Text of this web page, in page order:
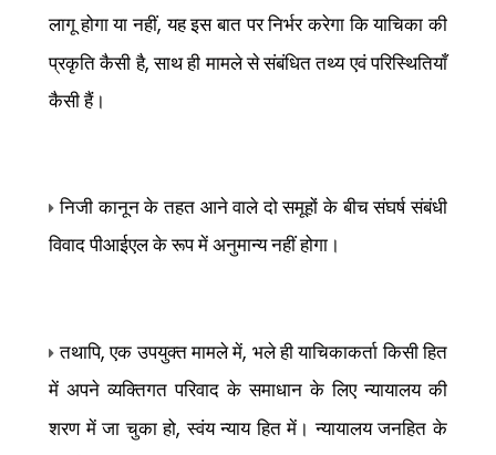
लागू होगा या नहीं,यह इस बात पर निर्भर करेगा कि याचिका की
प्रकृति कैसी है,साथ ही मामले से संबंधित तथ्य एवं परिस्थितियाँ
कैसी हैं।
निजी कानून के तहत आने वाले दो समूहों के बीच संघर्ष संबंधी
विवाद पीआईएल के रूप में अनुमान्य नहीं होगा।
तथापि,एक उपयुक्त मामले में, भले ही याचिकाकर्ता किसी हित
में अपने व्यक्तिगत परिवाद के समाधान के लिए न्यायालय की
शरण में जा चुका हो,स्वंय न्याय हित में। न्यायालय जनहित के